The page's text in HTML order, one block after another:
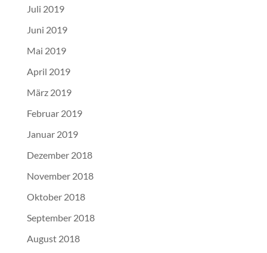
Juli 2019
Juni 2019
Mai 2019
April 2019
März 2019
Februar 2019
Januar 2019
Dezember 2018
November 2018
Oktober 2018
September 2018
August 2018